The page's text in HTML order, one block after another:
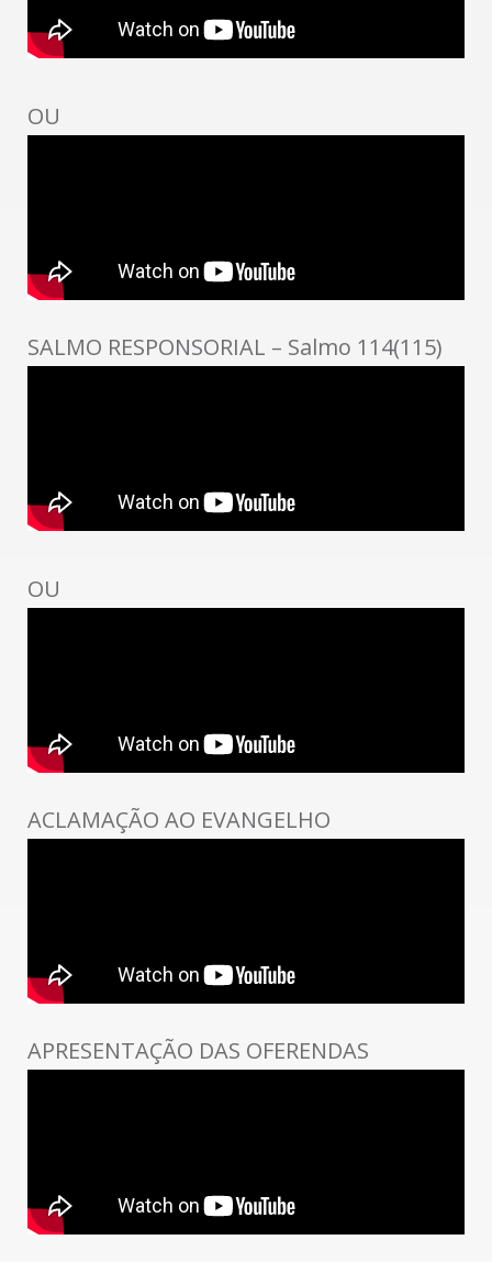
OU
SALMO RESPONSORIAL – Salmo 114(115)
OU
ACLAMAÇÃO AO EVANGELHO
APRESENTAÇÃO DAS OFERENDAS